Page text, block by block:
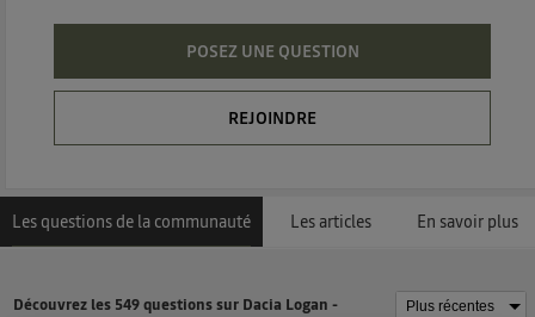
POSEZ UNE QUESTION
REJOINDRE
Les questions de la communauté Les articles En savoir plus
Découvrez les 549 questions sur Dacia Logan -